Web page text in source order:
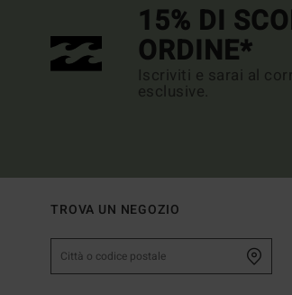
15% DI
ORDINE*
Iscriviti e sarai al
esclusive.
TROVA UN NEGOZIO